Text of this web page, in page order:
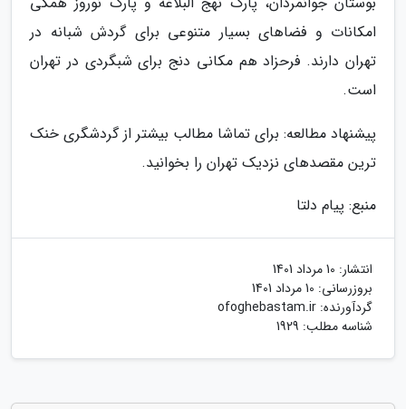
امکانات و فضاهای بسیار متنوعی برای گردش شبانه در
تهران دارند. فرحزاد هم مکانی دنج برای شبگردی در تهران
است.
پیشنهاد مطالعه: برای تماشا مطالب بیشتر از گردشگری خنک
ترین مقصدهای نزدیک تهران را بخوانید.
منبع: پیام دلتا
انتشار: 10 مرداد 1401
بروزرسانی: 10 مرداد 1401
گردآورنده: ofoghebastam.ir
شناسه مطلب: 1929